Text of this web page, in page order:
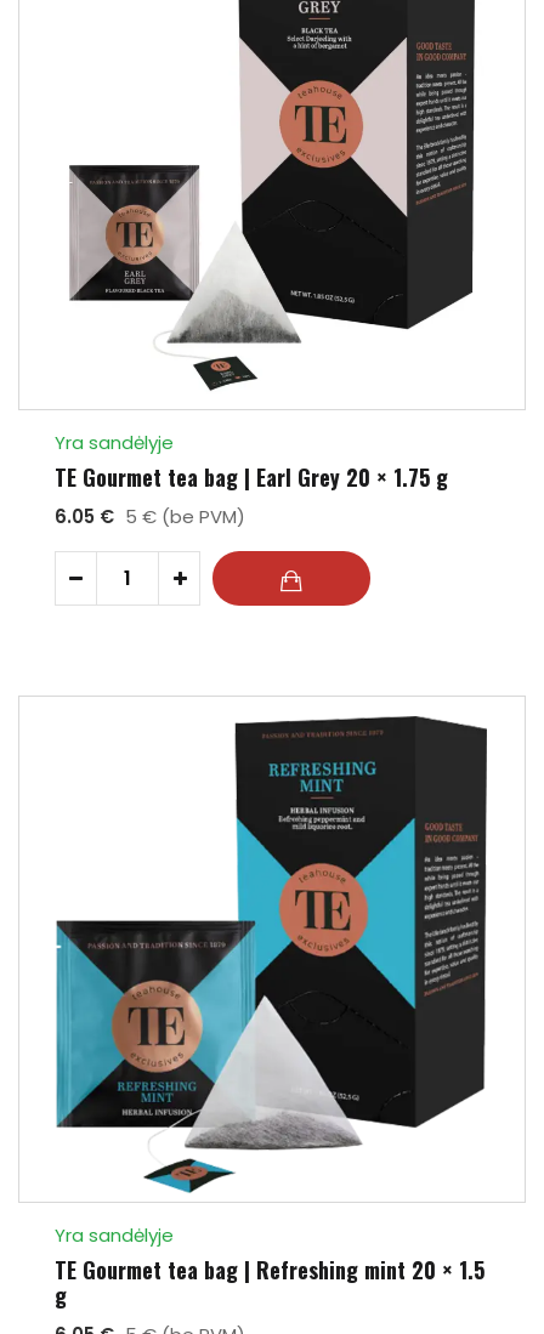
Yra sandėlyje
TE Gourmet tea bag | Earl Grey 20 × 1.75 g
6.05 € 5 € (be PVM)
- +
Yra sandėlyje
TE Gourmet tea bag | Refreshing mint 20 × 1.5
g